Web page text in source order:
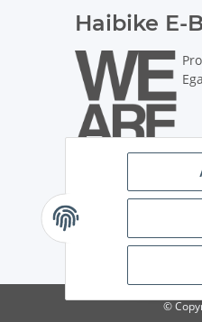
Haibike E-
* Alle Preise inkl.
©